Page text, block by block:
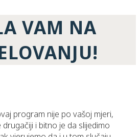
VAM NA
program nije po vašoj mjeri,
i bitno je da slijedimo